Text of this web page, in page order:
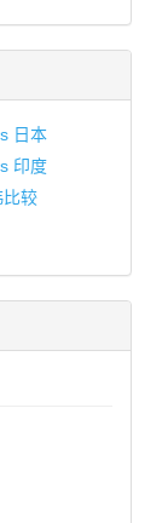
日本
印度
比较